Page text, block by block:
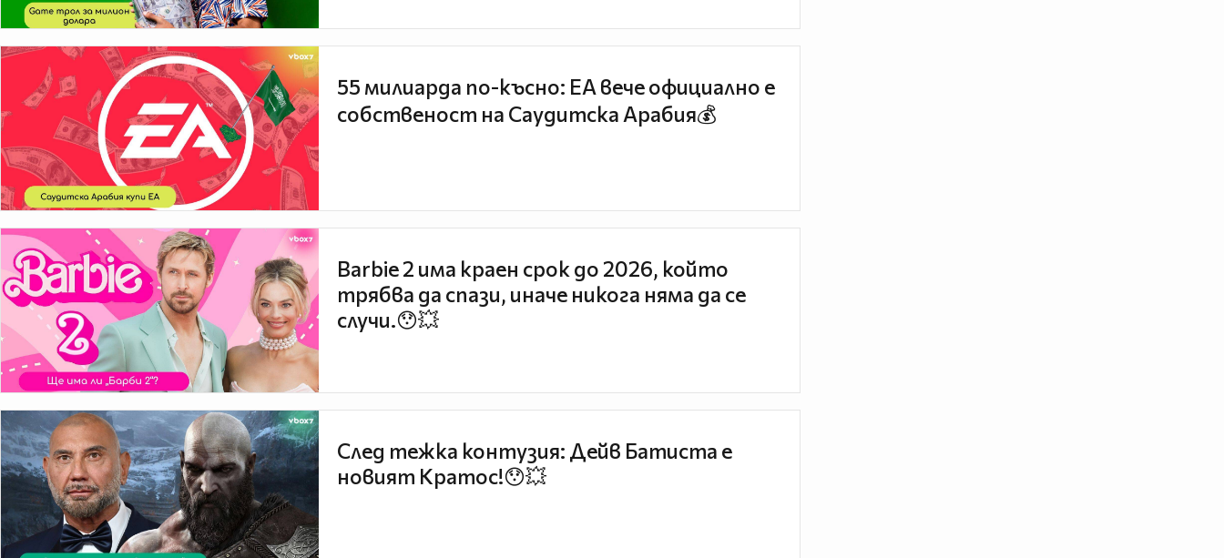
55 милиарда по-късно: EA вече официално е
собственост на Саудитска Арабия💰
Barbie 2 има краен срок до 2026, който
трябва да спази, иначе никога няма да се
случи.😯💥
След тежка контузия: Дейв Батиста е
новият Кратос!😯💥